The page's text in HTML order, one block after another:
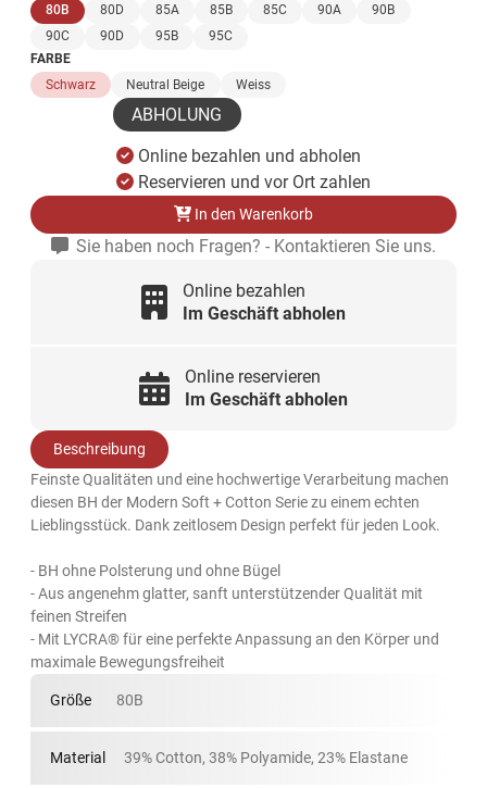
80B (ausgewählt)
80D 85A 85B 85C 90A
90B
90C
90D 95B
95C
FARBE
Schwarz
Neutral Beige Weiss
ABHOLUNG
Online bezahlen und abholen
Reservieren und vor Ort zahlen
In den Warenkorb
Sie haben noch Fragen? - Kontaktieren Sie uns.
Online bezahlen
Im Geschäft abholen
Online reservieren
Im Geschäft abholen
Beschreibung
Feinste Qualitäten und eine hochwertige Verarbeitung machen
diesen BH der Modern Soft + Cotton Serie zu einem echten
Lieblingsstück. Dank zeitlosem Design perfekt für jeden Look.
- BH ohne Polsterung und ohne Bügel
- Aus angenehm glatter, sanft unterstützender Qualität mit
feinen Streifen
- Mit LYCRA® für eine perfekte Anpassung an den Körper und
maximale Bewegungsfreiheit
Größe 80B
Material 39% Cotton, 38% Polyamide, 23% Elastane